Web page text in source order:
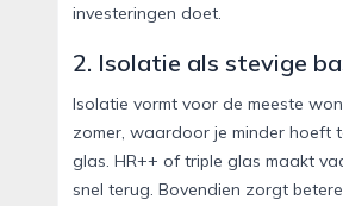
investeringen doet.
2. Isolatie als stevige
Isolatie vormt voor de meeste
zomer, waardoor je minder hoeft
glas. HR++ of triple glas maakt
snel terug. Bovendien zorgt